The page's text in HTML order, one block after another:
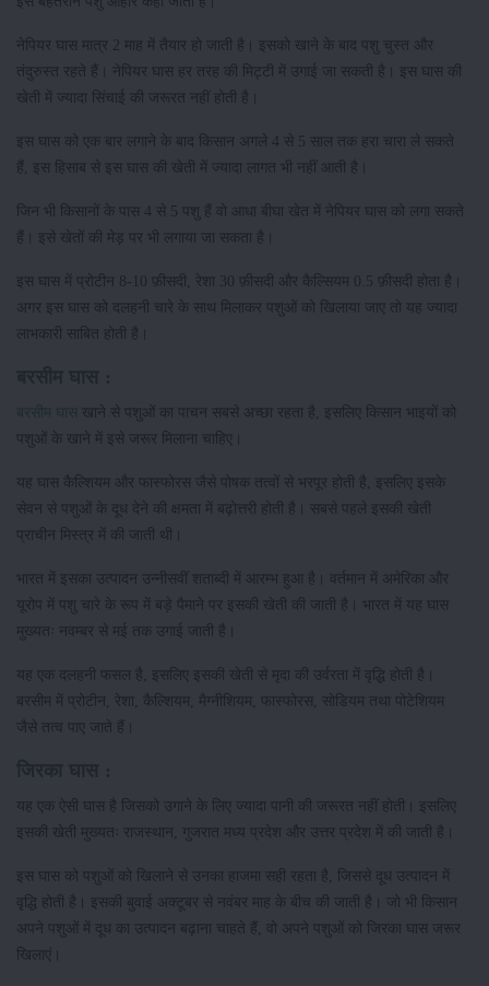
नेपियर घास मात्र 2 माह में तैयार हो जाती है। इसको खाने के बाद पशु चुस्त और
तंदुरुस्त रहते हैं। नेपियर घास हर तरह की मिट्टी में उगाई जा सकती है। इस घास की
खेती में ज्यादा सिंचाई की जरूरत नहीं होती है।
इस घास को एक बार लगाने के बाद किसान अगले 4 से 5 साल तक हरा चारा ले सकते
हैं, इस हिसाब से इस घास की खेती में ज्यादा लागत भी नहीं आती है।
जिन भी किसानों के पास 4 से 5 पशु हैं वो आधा बीघा खेत में नेपियर घास को लगा सकते
हैं। इसे खेतों की मेड़ पर भी लगाया जा सकता है।
इस घास में प्रोटीन 8-10 फ़ीसदी, रेशा 30 फ़ीसदी और कैल्सियम 0.5 फ़ीसदी होता है।
अगर इस घास को दलहनी चारे के साथ मिलाकर पशुओं को खिलाया जाए तो यह ज्यादा
लाभकारी साबित होती है।
बरसीम घास खाने से पशुओं का पाचन सबसे अच्छा रहता है, इसलिए किसान भाइयों को
पशुओं के खाने में इसे जरूर मिलाना चाहिए।
यह घास कैल्शियम और फास्फोरस जैसे पोषक तत्वों से भरपूर होती है, इसलिए इसके
सेवन से पशुओं के दूध देने की क्षमता में बढ़ोत्तरी होती है। सबसे पहले इसकी खेती
प्राचीन मिस्त्र में की जाती थी।
भारत में इसका उत्पादन उन्नीसवीं शताब्दी में आरम्भ हुआ है। वर्तमान में अमेरिका और
यूरोप में पशु चारे के रूप में बड़े पैमाने पर इसकी खेती की जाती है। भारत में यह घास
मुख्यतः नवम्बर से मई तक उगाई जाती है।
यह एक दलहनी फसल है, इसलिए इसकी खेती से मृदा की उर्वरता में वृद्धि होती है।
बरसीम में प्रोटीन, रेशा, कैल्शियम, मैग्नीशियम, फास्फोरस, सोडियम तथा पोटेशियम
जैसे तत्व पाए जाते हैं।
यह एक ऐसी घास है जिसको उगाने के लिए ज्यादा पानी की जरूरत नहीं होती। इसलिए
इसकी खेती मुख्यतः राजस्थान, गुजरात मध्य प्रदेश और उत्तर प्रदेश में की जाती है।
इस घास को पशुओं को खिलाने से उनका हाजमा सही रहता है, जिससे दूध उत्पादन में
वृद्धि होती है। इसकी बुवाई अक्टूबर से नवंबर माह के बीच की जाती है। जो भी किसान
अपने पशुओं में दूध का उत्पादन बढ़ाना चाहते हैं, वो अपने पशुओं को जिरका घास जरूर
खिलाएं।